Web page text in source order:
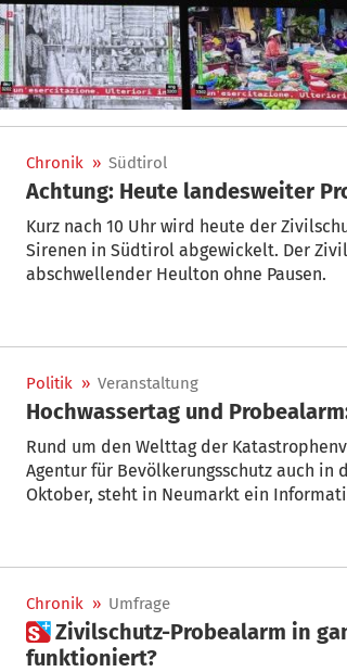
Chronik » Südtirol
Achtung: Heute landesweiter
Kurz nach 10 Uhr wird heute der Zivilschutz-Probealarm mit Einbeziehung aller 570
Sirenen in Südtirol abgewickelt. Der
abschwellender Heulton ohne Pausen.
Politik » Veranstaltung
Hochwassertag und
Rund um den Welttag der
Agentur für Bevölkerungsschutz auch in
Oktober, steht in Neumarkt ein
Chronik » Umfrage
 Zivilschutz-Probealarm in ganz Südtirol – Hat es bei Ihnen
funktioniert?